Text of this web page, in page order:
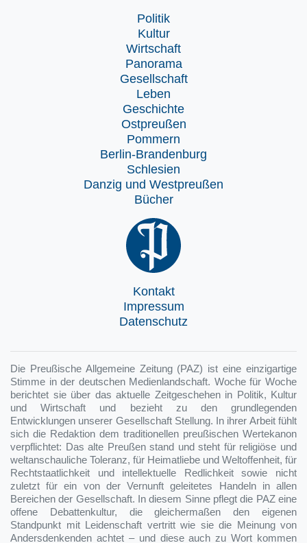
Politik
Kultur
Wirtschaft
Panorama
Gesellschaft
Leben
Geschichte
Ostpreußen
Pommern
Berlin-Brandenburg
Schlesien
Danzig und Westpreußen
Bücher
Kontakt
Impressum
Datenschutz
Die Preußische Allgemeine Zeitung (PAZ) ist eine einzigartige
Stimme in der deutschen Medienlandschaft. Woche für Woche
berichtet sie über das aktuelle Zeitgeschehen in Politik, Kultur
und Wirtschaft und bezieht zu den grundlegenden
Entwicklungen unserer Gesellschaft Stellung. In ihrer Arbeit fühlt
sich die Redaktion dem traditionellen preußischen Wertekanon
verpflichtet: Das alte Preußen stand und steht für religiöse und
weltanschauliche Toleranz, für Heimatliebe und Weltoffenheit, für
Rechtstaatlichkeit und intellektuelle Redlichkeit sowie nicht
zuletzt für ein von der Vernunft geleitetes Handeln in allen
Bereichen der Gesellschaft. In diesem Sinne pflegt die PAZ eine
offene Debattenkultur, die gleichermaßen den eigenen
Standpunkt mit Leidenschaft vertritt wie sie die Meinung von
Andersdenkenden achtet – und diese auch zu Wort kommen